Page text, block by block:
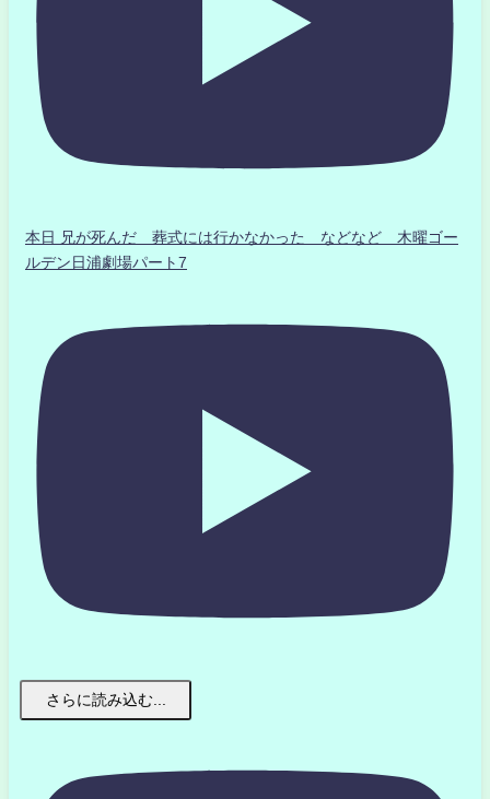
本日 兄が死んだ 葬式には行かなかった などなど 木曜ゴー
ルデン日浦劇場パート7
さらに読み込む...